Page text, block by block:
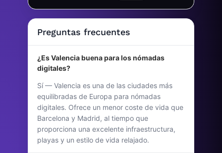
Preguntas frecuentes
¿Es Valencia buena para los nómadas
digitales?
Sí — Valencia es una de las ciudades más
equilibradas de Europa para nómadas
digitales. Ofrece un menor coste de vida que
Barcelona y Madrid, al tiempo que
proporciona una excelente infraestructura,
playas y un estilo de vida relajado.